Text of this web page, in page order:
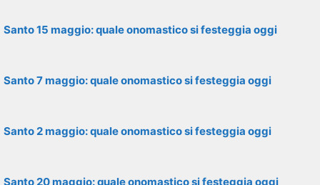
Santo 15 maggio: quale onomastico si festeggia oggi
Santo 7 maggio: quale onomastico si festeggia oggi
Santo 2 maggio: quale onomastico si festeggia oggi
Santo 20 maggio: quale onomastico si festeggia oggi